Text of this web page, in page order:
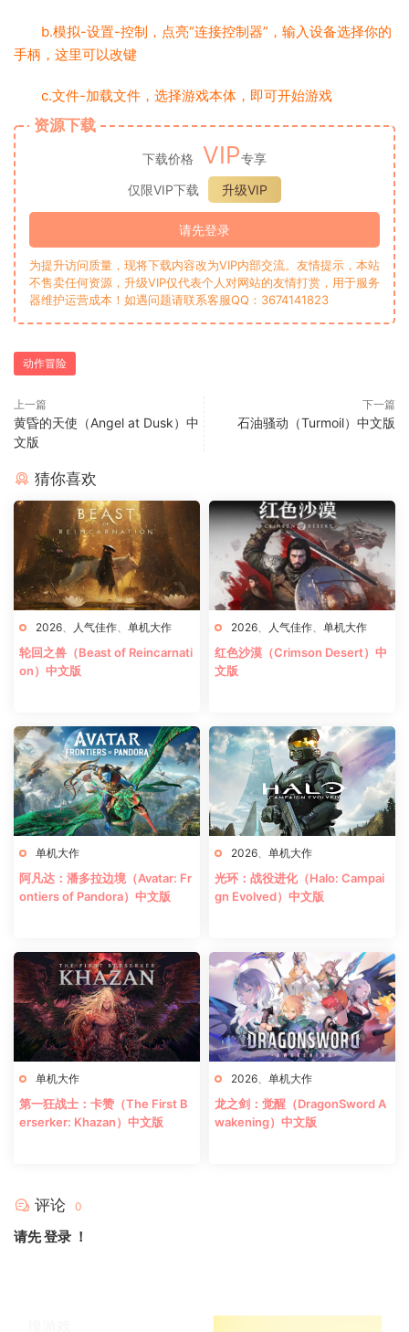
b.模拟-设置-控制，点亮“连接控制器”，输入设备选择你的
手柄，这里可以改键
c.文件-加载文件，选择游戏本体，即可开始游戏
资源下载
下载价格 VIP专享
仅限VIP下载
升级VIP
请先登录
为提升访问质量，现将下载内容改为VIP内部交流。友情提示，本站
不售卖任何资源，升级VIP仅代表个人对网站的友情打赏，用于服务
器维护运营成本！如遇问题请联系客服QQ：3674141823
动作冒险
上一篇
黄昏的天使（Angel at Dusk）中
文版
下一篇
石油骚动（Turmoil）中文版
猜你喜欢
2026 人气佳作 单机大作
轮回之兽（Beast of Reincarnati
on）中文版
2026 人气佳作 单机大作
红色沙漠（Crimson Desert）中
文版
单机大作
阿凡达：潘多拉边境（Avatar: Fr
ontiers of Pandora）中文版
2026 单机大作
光环：战役进化（Halo: Campai
gn Evolved）中文版
单机大作
第一狂战士：卡赞（The First B
erserker: Khazan）中文版
2026 单机大作
龙之剑：觉醒（DragonSword A
wakening）中文版
评论 0
请先登录 ！